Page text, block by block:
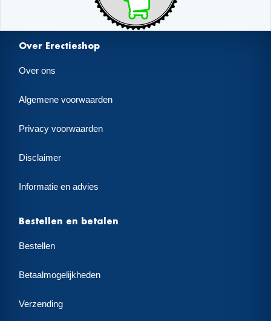
Over Erectieshop
Over ons
Algemene voorwaarden
Privacy voorwaarden
Disclaimer
Informatie en advies
Bestellen en betalen
Bestellen
Betaalmogelijkheden
Verzending